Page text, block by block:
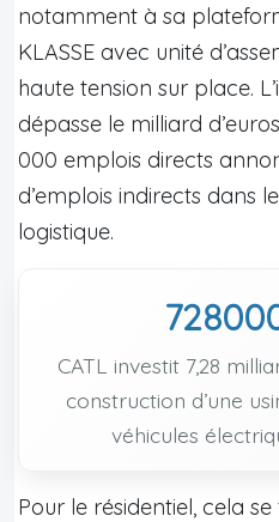
notamment à sa
KLASSE avec unité
haute tension sur place.
dépasse le milliard
000 emplois directs
d’emplois indirects dans
logistique.
CATL investit 7,28
construction d’une
véhicules
Pour le résidentiel, cela